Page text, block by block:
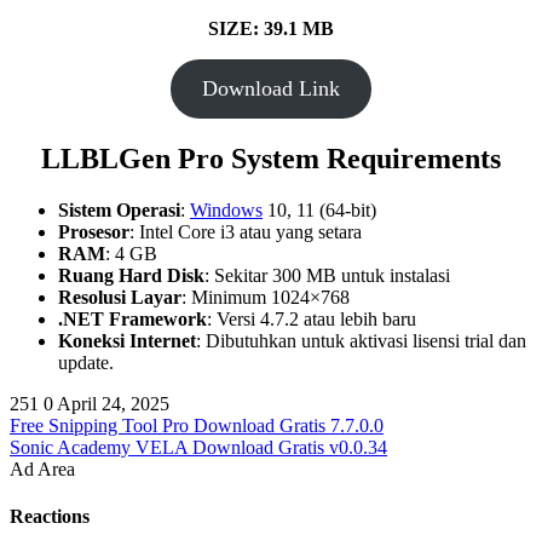
SIZE: 39.1 MB
Download Link
LLBLGen Pro System Requirements
Sistem Operasi: Windows 10, 11 (64-bit)
Prosesor: Intel Core i3 atau yang setara
RAM: 4 GB
Ruang Hard Disk: Sekitar 300 MB untuk instalasi
Resolusi Layar: Minimum 1024×768
.NET Framework: Versi 4.7.2 atau lebih baru
Koneksi Internet: Dibutuhkan untuk aktivasi lisensi trial dan
update.
251 0 April 24, 2025
Free Snipping Tool Pro Download Gratis 7.7.0.0
Sonic Academy VELA Download Gratis v0.0.34
Ad Area
Reactions